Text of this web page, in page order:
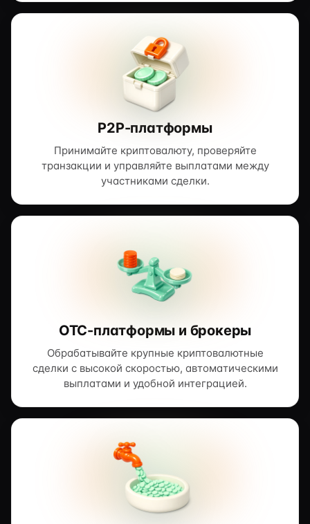
P2P-платформы
Принимайте криптовалюту, проверяйте
транзакции и управляйте выплатами между
участниками сделки.
OTC-платформы и брокеры
Обрабатывайте крупные криптовалютные
сделки с высокой скоростью, автоматическими
выплатами и удобной интеграцией.